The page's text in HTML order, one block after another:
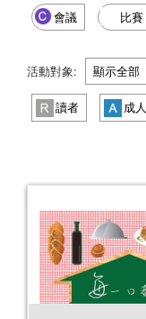
會議 比賽
活動對象: 顯示全部
讀者 成人